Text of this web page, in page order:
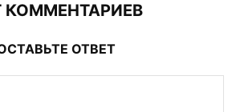
КОММЕНТАРИЕВ
ОТВЕТ